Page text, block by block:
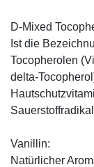
D-Mixed
Ist die
Tocopherolen
delta-
Vanillin:
Natürlicher